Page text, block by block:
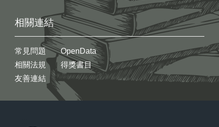
相關連結
常見問題
相關法規
友善連結
OpenData
得獎書目